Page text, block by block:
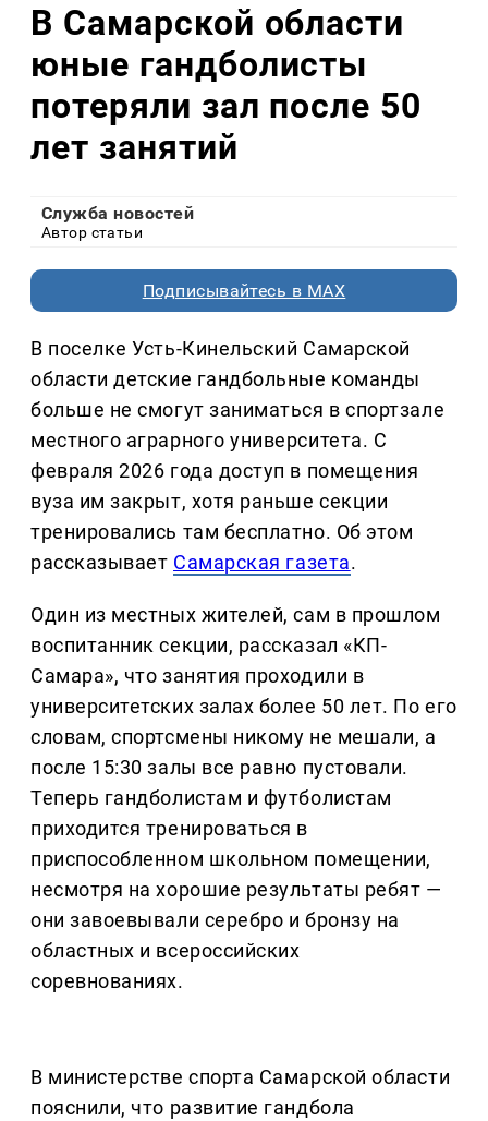
В Самарской области
юные гандболисты
потеряли зал после 50
лет занятий
Служба новостей
Автор статьи
Подписывайтесь в MAX
В поселке Усть-Кинельский Самарской
области детские гандбольные команды
больше не смогут заниматься в спортзале
местного аграрного университета. С
февраля 2026 года доступ в помещения
вуза им закрыт, хотя раньше секции
тренировались там бесплатно. Об этом
рассказывает Самарская газета.
Один из местных жителей, сам в прошлом
воспитанник секции, рассказал «КП-
Самара», что занятия проходили в
университетских залах более 50 лет. По его
словам, спортсмены никому не мешали, а
после 15:30 залы все равно пустовали.
Теперь гандболистам и футболистам
приходится тренироваться в
приспособленном школьном помещении,
несмотря на хорошие результаты ребят —
они завоевывали серебро и бронзу на
областных и всероссийских
соревнованиях.
В министерстве спорта Самарской области
пояснили, что развитие гандбола